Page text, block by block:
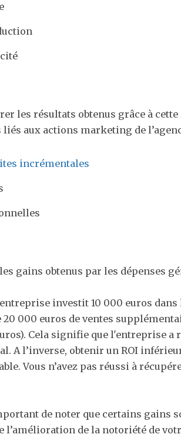
les résultats obtenus grâce à cette
aux actions marketing de
incrémentales
gains obtenus par les dépenses
investit 10 000 euros dans
000 euros de ventes
Cela signifie que l'entreprise a
A l’inverse, obtenir un ROI
Vous n’avez pas réussi à
de noter que certains gains
l’amélioration de la notoriété de